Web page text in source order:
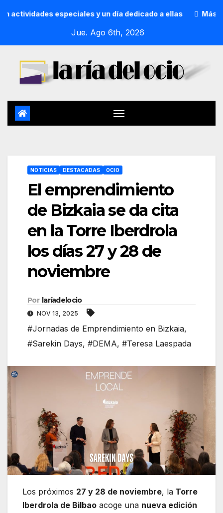
especiales y un día dedicado a ellas Más de un
Jue. Ago 6th, 2026
NOTICIAS DESTACADAS OCIO
El emprendimiento
de Bizkaia se da cita
en la Torre Iberdrola
los días 27 y 28 de
noviembre
Por laríadelocio
NOV 13, 2025
#Jornadas de Emprendimiento en Bizkaia,
#Sarekin Days, #DEMA, #Teresa Laespada
Los próximos 27 y 28 de noviembre, la Torre
Iberdrola de Bilbao acoge una nueva edición